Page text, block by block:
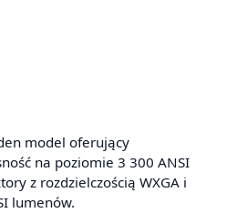
model oferujący
na poziomie 3 300 ANSI
z rozdzielczością WXGA i
lumenów.